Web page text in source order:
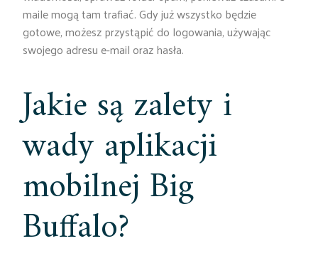
maile mogą tam trafiać. Gdy już wszystko będzie
gotowe, możesz przystąpić do logowania, używając
swojego adresu e-mail oraz hasła.
Jakie są zalety i
wady aplikacji
mobilnej Big
Buffalo?